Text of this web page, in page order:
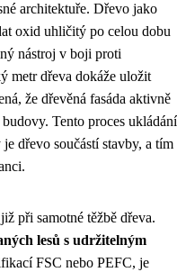
architektuře. Dřevo jako
oxid uhličitý po celou dobu
nástroj v boji proti
metr dřeva dokáže uložit
že dřevěná fasáda aktivně
Tento proces ukládání
dřevo součástí stavby, a tím
při samotné těžbě dřeva.
lesů s udržitelným
FSC nebo PEFC, je